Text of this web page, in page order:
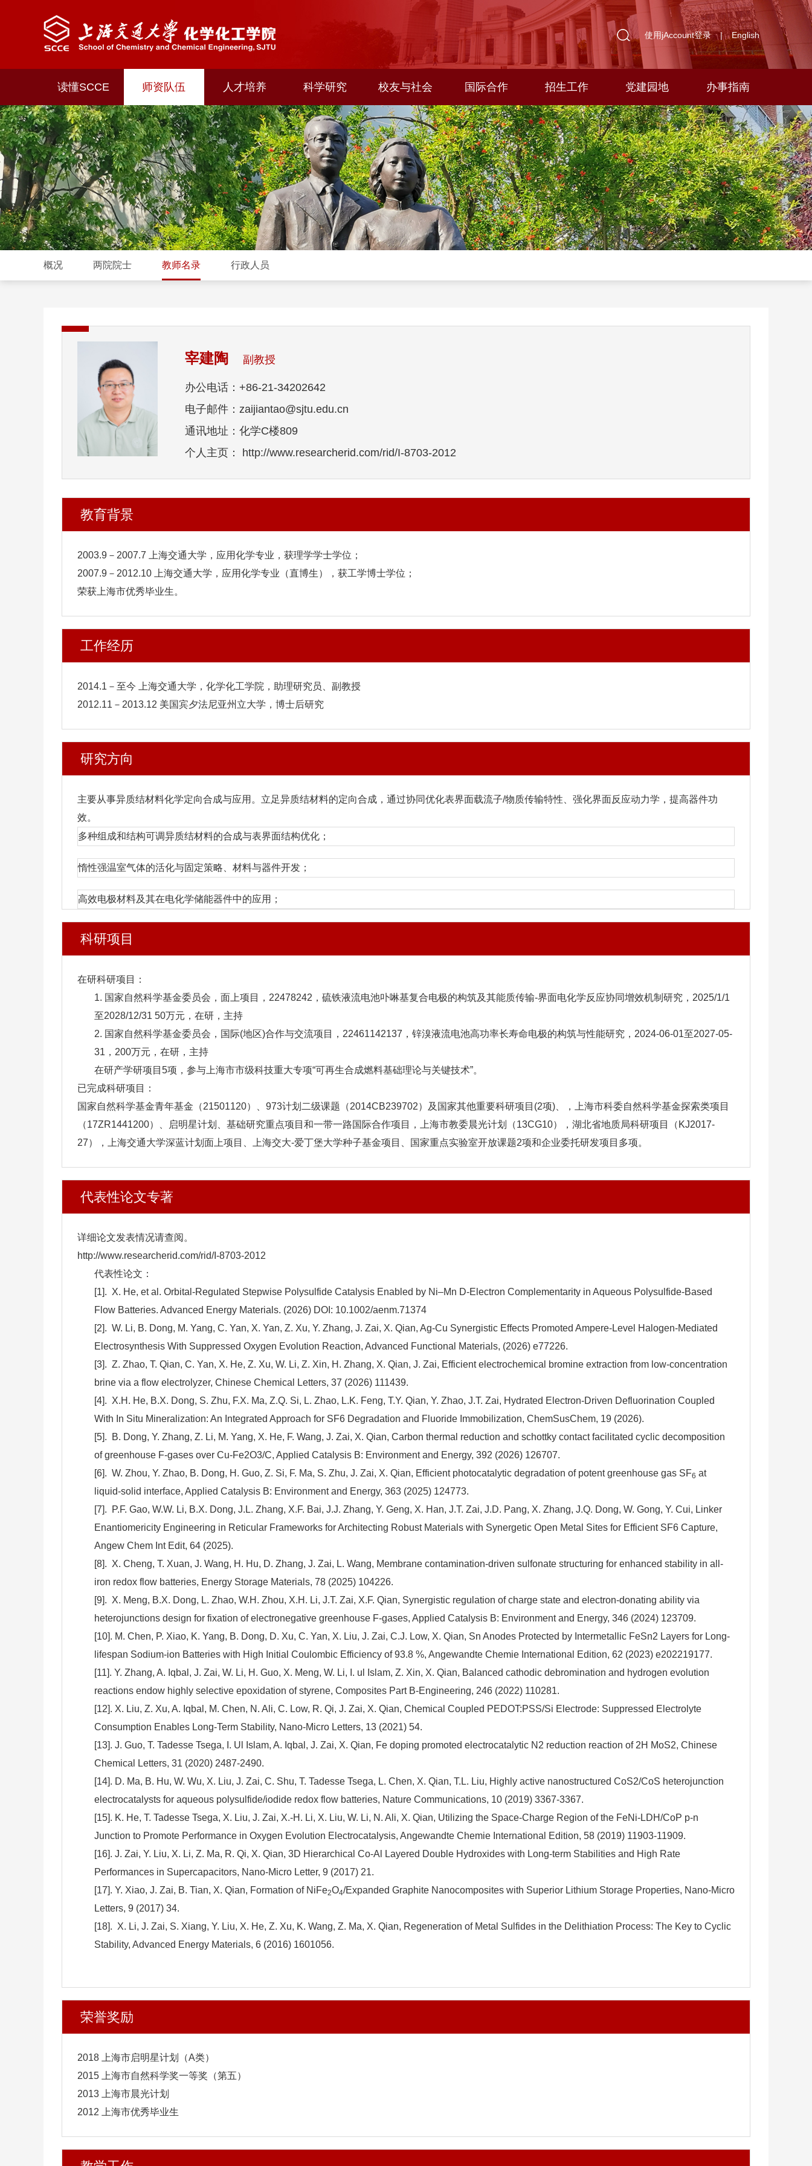
使用jAccount登录 | English
读懂SCCE 师资队伍 人才培养 科学研究 校友与社会 国际合作 招生工作 党建园地 办事指南
概况 两院院士 教师名录 行政人员
宰建陶 副教授
办公电话：+86-21-34202642
电子邮件：zaijiantao@sjtu.edu.cn
通讯地址：化学C楼809
个人主页： http://www.researcherid.com/rid/I-8703-2012
教育背景
2003.9－2007.7 上海交通大学，应用化学专业，获理学学士学位；
2007.9－2012.10 上海交通大学，应用化学专业（直博生），获工学博士学位；
荣获上海市优秀毕业生。
工作经历
2014.1－至今 上海交通大学，化学化工学院，助理研究员、副教授
2012.11－2013.12 美国宾夕法尼亚州立大学，博士后研究
研究方向
主要从事异质结材料化学定向合成与应用。立足异质结材料的定向合成，通过协同优化表界面载流子/物质传输特性、强化界面反应动力学，提高器件功
效。
多种组成和结构可调异质结材料的合成与表界面结构优化；
惰性强温室气体的活化与固定策略、材料与器件开发；
高效电极材料及其在电化学储能器件中的应用；
科研项目
在研科研项目：
1. 国家自然科学基金委员会，面上项目，22478242，硫铁液流电池卟啉基复合电极的构筑及其能质传输-界面电化学反应协同增效机制研究，2025/1/1
至2028/12/31 50万元，在研，主持
2. 国家自然科学基金委员会，国际(地区)合作与交流项目，22461142137，锌溴液流电池高功率长寿命电极的构筑与性能研究，2024-06-01至2027-05-
31，200万元，在研，主持
在研产学研项目5项，参与上海市市级科技重大专项“可再生合成燃料基础理论与关键技术”。
已完成科研项目：
国家自然科学基金青年基金（21501120）、973计划二级课题（2014CB239702）及国家其他重要科研项目(2项)、
，
上海市科委自然科学基金探索类项目
（17ZR1441200）、启明星计划、基础研究重点项目和一带一路国际合作项目，上海市教委晨光计划（13CG10），湖北省地质局科研项目（KJ2017-
27），上海交通大学深蓝计划面上项目、上海交大-爱丁堡大学种子基金项目、国家重点实验室开放课题2项和企业委托研发项目多项。
代表性论文专著
详细论文发表情况请查阅。
http://www.researcherid.com/rid/I-8703-2012
代表性论文：
[1]. X. He, et al. Orbital‐Regulated Stepwise Polysulfide Catalysis Enabled by Ni–Mn D‐Electron Complementarity in Aqueous Polysulfide‐Based
Flow Batteries. Advanced Energy Materials. (2026) DOI: 10.1002/aenm.71374
[2]. W. Li, B. Dong, M. Yang, C. Yan, X. Yan, Z. Xu, Y. Zhang, J. Zai, X. Qian, Ag-Cu Synergistic Effects Promoted Ampere-Level Halogen-Mediated
Electrosynthesis With Suppressed Oxygen Evolution Reaction, Advanced Functional Materials, (2026) e77226.
[3]. Z. Zhao, T. Qian, C. Yan, X. He, Z. Xu, W. Li, Z. Xin, H. Zhang, X. Qian, J. Zai, Efficient electrochemical bromine extraction from low-concentration
brine via a flow electrolyzer, Chinese Chemical Letters, 37 (2026) 111439.
[4]. X.H. He, B.X. Dong, S. Zhu, F.X. Ma, Z.Q. Si, L. Zhao, L.K. Feng, T.Y. Qian, Y. Zhao, J.T. Zai, Hydrated Electron-Driven Defluorination Coupled
With In Situ Mineralization: An Integrated Approach for SF6 Degradation and Fluoride Immobilization, ChemSusChem, 19 (2026).
[5].
B. Dong, Y. Zhang, Z. Li, M. Yang, X. He, F. Wang, J. Zai, X. Qian, Carbon thermal reduction and schottky contact facilitated cyclic decomposition
of greenhouse F-gases over Cu-Fe2O3/C, Applied Catalysis B: Environment and Energy, 392 (2026) 126707.
[6]. W. Zhou, Y. Zhao, B. Dong, H. Guo, Z. Si, F. Ma, S. Zhu, J. Zai, X. Qian, Efficient photocatalytic degradation of potent greenhouse gas SF6 at
liquid-solid interface, Applied Catalysis B: Environment and Energy, 363 (2025) 124773.
[7].
P.F. Gao, W.W. Li, B.X. Dong, J.L. Zhang, X.F. Bai, J.J. Zhang, Y. Geng, X. Han, J.T. Zai, J.D. Pang, X. Zhang, J.Q. Dong, W. Gong, Y. Cui, Linker
Enantiomericity Engineering in Reticular Frameworks for Architecting Robust Materials with Synergetic Open Metal Sites for Efficient SF6 Capture,
Angew Chem Int Edit, 64 (2025).
[8]. X. Cheng, T. Xuan, J. Wang, H. Hu, D. Zhang, J. Zai, L. Wang, Membrane contamination-driven sulfonate structuring for enhanced stability in all-
iron redox flow batteries, Energy Storage Materials, 78 (2025) 104226.
[9]. X. Meng, B.X. Dong, L. Zhao, W.H. Zhou, X.H. Li, J.T. Zai, X.F. Qian, Synergistic regulation of charge state and electron-donating ability via
heterojunctions design for fixation of electronegative greenhouse F-gases, Applied Catalysis B: Environment and Energy, 346 (2024) 123709.
[10]. M. Chen, P. Xiao, K. Yang, B. Dong, D. Xu, C. Yan, X. Liu, J. Zai, C.J. Low, X. Qian, Sn Anodes Protected by Intermetallic FeSn2 Layers for Long-
lifespan Sodium-ion Batteries with High Initial Coulombic Efficiency of 93.8 %, Angewandte Chemie International Edition, 62 (2023) e202219177.
[11]. Y. Zhang, A. Iqbal, J. Zai, W. Li, H. Guo, X. Meng, W. Li, I. ul Islam, Z. Xin, X. Qian, Balanced cathodic debromination and hydrogen evolution
reactions endow highly selective epoxidation of styrene, Composites Part B-Engineering, 246 (2022) 110281.
[12]. X. Liu, Z. Xu, A. Iqbal, M. Chen, N. Ali, C. Low, R. Qi, J. Zai, X. Qian, Chemical Coupled PEDOT:PSS/Si Electrode: Suppressed Electrolyte
Consumption Enables Long-Term Stability, Nano-Micro Letters, 13 (2021) 54.
[13]. J. Guo, T. Tadesse Tsega, I. Ul Islam, A. Iqbal, J. Zai, X. Qian, Fe doping promoted electrocatalytic N2 reduction reaction of 2H MoS2, Chinese
Chemical Letters, 31 (2020) 2487-2490.
[14]. D. Ma, B. Hu, W. Wu, X. Liu, J. Zai, C. Shu, T. Tadesse Tsega, L. Chen, X. Qian, T.L. Liu, Highly active nanostructured CoS2/CoS heterojunction
electrocatalysts for aqueous polysulfide/iodide redox flow batteries, Nature Communications, 10 (2019) 3367-3367.
[15]. K. He, T. Tadesse Tsega, X. Liu, J. Zai, X.-H. Li, X. Liu, W. Li, N. Ali, X. Qian, Utilizing the Space-Charge Region of the FeNi-LDH/CoP p-n
Junction to Promote Performance in Oxygen Evolution Electrocatalysis, Angewandte Chemie International Edition, 58 (2019) 11903-11909.
[16]. J. Zai, Y. Liu, X. Li, Z. Ma, R. Qi, X. Qian, 3D Hierarchical Co-Al Layered Double Hydroxides with Long-term Stabilities and High Rate
Performances in Supercapacitors, Nano-Micro Letter, 9 (2017) 21.
[17]. Y. Xiao, J. Zai, B. Tian, X. Qian, Formation of NiFe2O4/Expanded Graphite Nanocomposites with Superior Lithium Storage Properties, Nano-Micro
Letters, 9 (2017) 34.
[18]. X. Li, J. Zai, S. Xiang, Y. Liu, X. He, Z. Xu, K. Wang, Z. Ma, X. Qian, Regeneration of Metal Sulfides in the Delithiation Process: The Key to Cyclic
Stability, Advanced Energy Materials, 6 (2016) 1601056.
荣誉奖励
2018 上海市启明星计划（A类）
2015 上海市自然科学奖一等奖（第五）
2013 上海市晨光计划
2012 上海市优秀毕业生